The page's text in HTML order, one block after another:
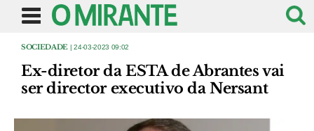
SOCIEDADE | 24-03-2023 09:02
Ex-diretor da ESTA de Abrantes vai
ser director executivo da Nersant